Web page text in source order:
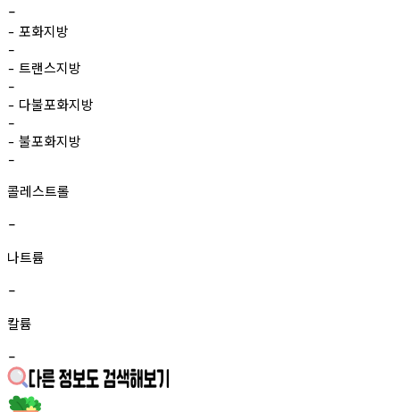
-
- 포화지방
-
- 트랜스지방
-
- 다불포화지방
-
- 불포화지방
-
콜레스트롤
-
나트륨
-
칼륨
-